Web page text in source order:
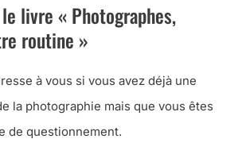
livre « Photographes,
routine »
à vous si vous avez déjà une
la photographie mais que vous êtes
de questionnement.